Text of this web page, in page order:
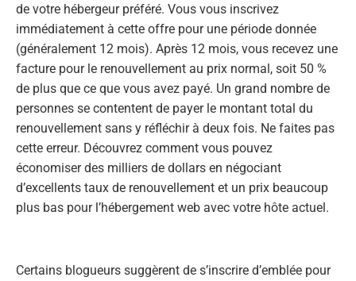
de votre hébergeur préféré. Vous vous inscrivez
immédiatement à cette offre pour une période donnée
(généralement 12 mois). Après 12 mois, vous recevez une
facture pour le renouvellement au prix normal, soit 50 %
de plus que ce que vous avez payé. Un grand nombre de
personnes se contentent de payer le montant total du
renouvellement sans y réfléchir à deux fois. Ne faites pas
cette erreur. Découvrez comment vous pouvez
économiser des milliers de dollars en négociant
d’excellents taux de renouvellement et un prix beaucoup
plus bas pour l’hébergement web avec votre hôte actuel.
Certains blogueurs suggèrent de s’inscrire d’emblée pour